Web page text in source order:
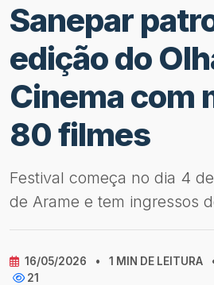
Sanepar
edição do
Cinema com
80 filmes
Festival começa no dia 4
de Arame e tem ingressos
16/05/2026 • 1 MIN DE LEITURA
21